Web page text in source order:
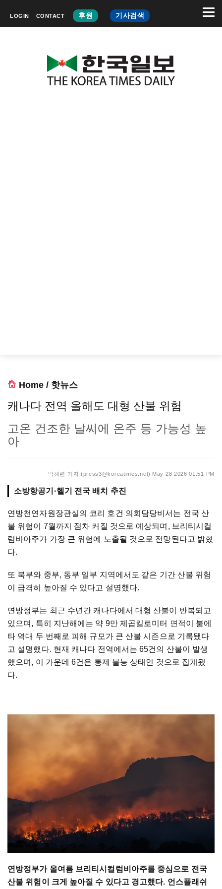
LOGIN CONTACT 후원 기사검색
Home / 핫뉴스
캐나다 전역 올해도 대형 산불 위험
고온 건조한 날씨에 온주 등 가능성 높
아
박해련 기자 (press3@koreatimes.net) May 28 2026 01:51 PM
소방항공기·헬기 전국 배치 추진
연방천연자원장관실의 코리 호건 의회담당비서는 전국 산
불 위험이 7월까지 점차 커질 것으로 예상되며, 브리티시컬
럼비아주가 가장 큰 위험에 노출될 것으로 전망된다고 밝혔
다.
또 북부와 중부, 동부 일부 지역에서도 같은 기간 산불 위험
이 급격히 높아질 수 있다고 설명했다.
연방정부는 최근 수년간 캐나다에서 대형 산불이 반복되고
있으며, 특히 지난해에는 약 9만 제곱킬로미터 면적이 불에
타 역대 두 번째로 피해 규모가 큰 산불 시즌으로 기록됐다
고 설명했다. 현재 캐나다 전역에서는 65건의 산불이 발생
했으며, 이 가운데 6건은 통제 불능 상태인 것으로 집계됐
다.
연방정부가 올여름 브리티시컬럼비아주를 중심으로 전국
산불 위험이 크게 높아질 수 있다고 경고했다. 언스플래쉬